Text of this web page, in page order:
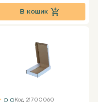
В кошик
0.0Код: 21700060